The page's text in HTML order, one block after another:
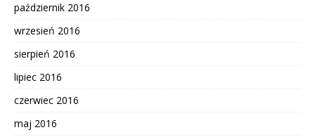
październik 2016
wrzesień 2016
sierpień 2016
lipiec 2016
czerwiec 2016
maj 2016